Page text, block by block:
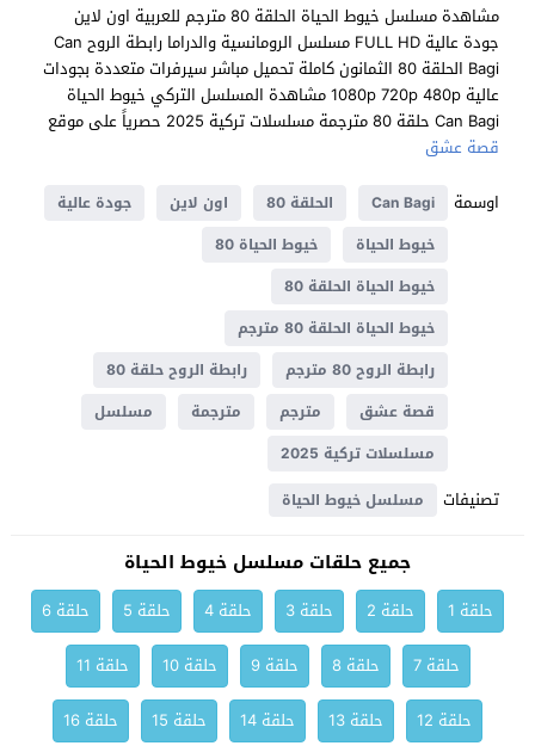
مشاهدة مسلسل خيوط الحياة الحلقة 80 مترجم للعربية اون لاين
جودة عالية FULL HD مسلسل الرومانسية والدراما رابطة الروح Can
Bagi الحلقة 80 الثمانون كاملة تحميل مباشر سيرفرات متعددة بجودات
عالية 1080p 720p 480p مشاهدة المسلسل التركي خيوط الحياة
Can Bagi حلقة 80 مترجمة مسلسلات تركية 2025 حصرياً على موقع
قصة عشق
اوسمة
Can Bagi الحلقة 80 اون لاين
جودة عالية
خيوط الحياة
خيوط الحياة 80
خيوط الحياة الحلقة 80
خيوط الحياة الحلقة 80 مترجم
رابطة الروح 80 مترجم
رابطة الروح حلقة 80
قصة عشق
مترجم مترجمة
مسلسل
مسلسلات تركية 2025
تصنيفات مسلسل خيوط الحياة
جميع حلقات مسلسل خيوط الحياة
حلقة 1 حلقة 2 حلقة 3 حلقة 4 حلقة 5
حلقة 6
حلقة 7
حلقة 8 حلقة 9 حلقة 10
حلقة 11
حلقة 12
حلقة 13 حلقة 14 حلقة 15
حلقة 16